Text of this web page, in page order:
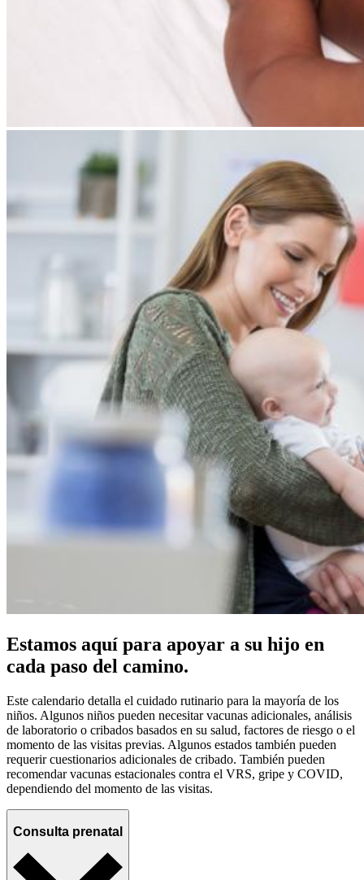
Estamos aquí para apoyar a su hijo en
cada paso del camino.
Este calendario detalla el cuidado rutinario para la mayoría de los
niños. Algunos niños pueden necesitar vacunas adicionales, análisis
de laboratorio o cribados basados en su salud, factores de riesgo o el
momento de las visitas previas. Algunos estados también pueden
requerir cuestionarios adicionales de cribado. También pueden
recomendar vacunas estacionales contra el VRS, gripe y COVID,
dependiendo del momento de las visitas.
Consulta prenatal